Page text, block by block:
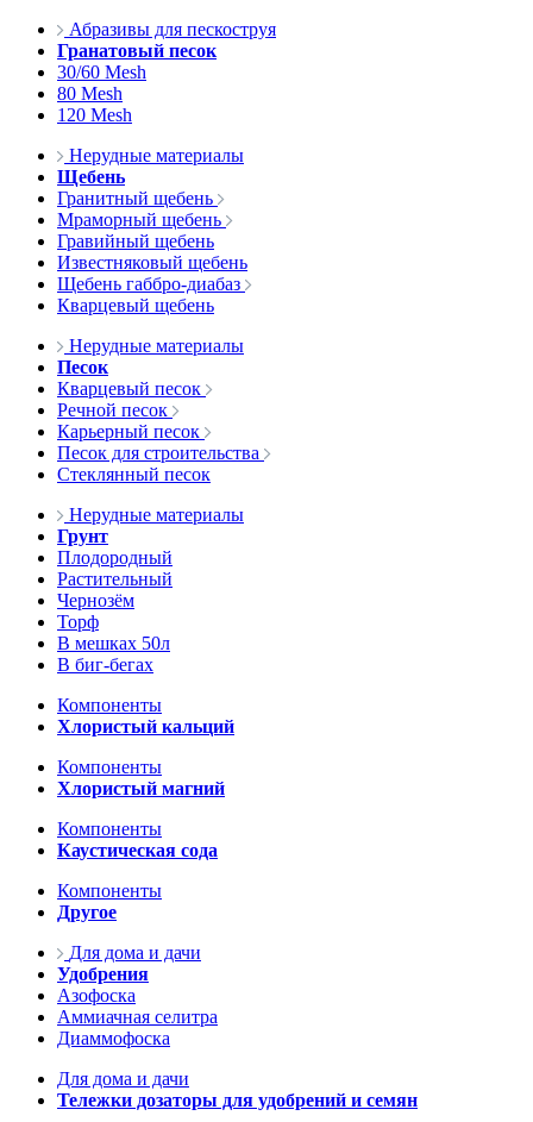
Абразивы для пескоструя
Гранатовый песок
30/60 Mesh
80 Mesh
120 Mesh
Нерудные материалы
Щебень
Гранитный щебень
Мраморный щебень
Гравийный щебень
Известняковый щебень
Щебень габбро-диабаз
Кварцевый щебень
Нерудные материалы
Песок
Кварцевый песок
Речной песок
Карьерный песок
Песок для строительства
Стеклянный песок
Нерудные материалы
Грунт
Плодородный
Растительный
Чернозём
Торф
В мешках 50л
В биг-бегах
Компоненты
Хлористый кальций
Компоненты
Хлористый магний
Компоненты
Каустическая сода
Компоненты
Другое
Для дома и дачи
Удобрения
Азофоска
Аммиачная селитра
Диаммофоска
Для дома и дачи
Тележки дозаторы для удобрений и семян